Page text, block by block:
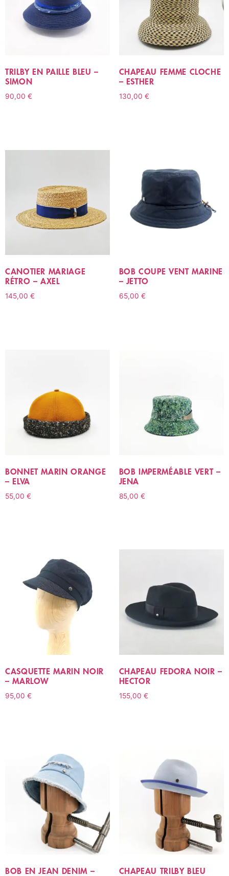
TRILBY EN PAILLE BLEU –
SIMON
90,00 €
CHAPEAU FEMME CLOCHE
– ESTHER
130,00 €
CANOTIER MARIAGE
RÉTRO – AXEL
145,00 €
BOB COUPE VENT MARINE
– JETTO
65,00 €
BONNET MARIN ORANGE
– ELVA
55,00 €
BOB IMPERMÉABLE VERT –
JENA
85,00 €
CASQUETTE MARIN NOIR
– MARLOW
95,00 €
CHAPEAU FEDORA NOIR –
HECTOR
155,00 €
BOB EN JEAN DENIM –
CHAPEAU TRILBY BLEU